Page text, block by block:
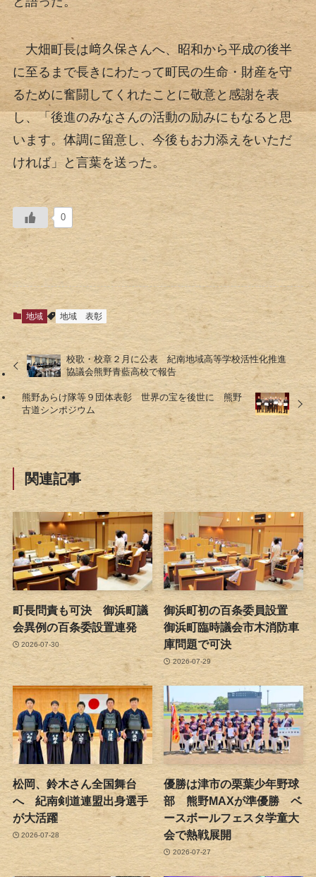
大畑町長は﨑久保さんへ、昭和から平成の後半
に至るまで長きにわたって町民の生命・財産を守
るために奮闘してくれたことに敬意と感謝を表
し、「後進のみなさんの活動の励みにもなると思
います。体調に留意し、今後もお力添えをいただ
ければ」と言葉を送った。
0
地域 地域 表彰
校歌・校章２月に公表 紀南地域高等学校活性化推進
協議会熊野青藍高校で報告
熊野あらけ隊等９団体表彰 世界の宝を後世に 熊野
古道シンポジウム
関連記事
町長問責も可決 御浜町議
会異例の百条委設置連発
2026-07-30
御浜町初の百条委員設置
御浜町臨時議会市木消防車
庫問題で可決
2026-07-29
松岡、鈴木さん全国舞台
へ 紀南剣道連盟出身選手
が大活躍
2026-07-28
優勝は津市の栗葉少年野球
部 熊野MAXが準優勝 ベ
ースボールフェスタ学童大
会で熱戦展開
2026-07-27